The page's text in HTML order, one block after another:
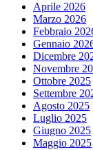
Aprile 2026
Marzo 2026
Febbraio
Gennaio
Dicembre
Novembre
Ottobre 2025
Settembre
Agosto 2025
Luglio 2025
Giugno 2025
Maggio 2025